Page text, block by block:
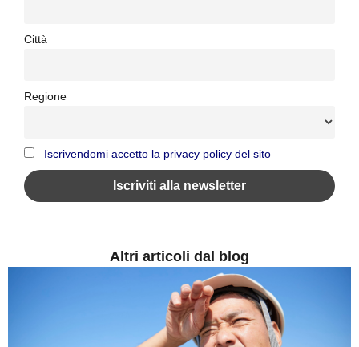
Città
Regione
Iscrivendomi accetto la privacy policy del sito
Altri articoli dal blog